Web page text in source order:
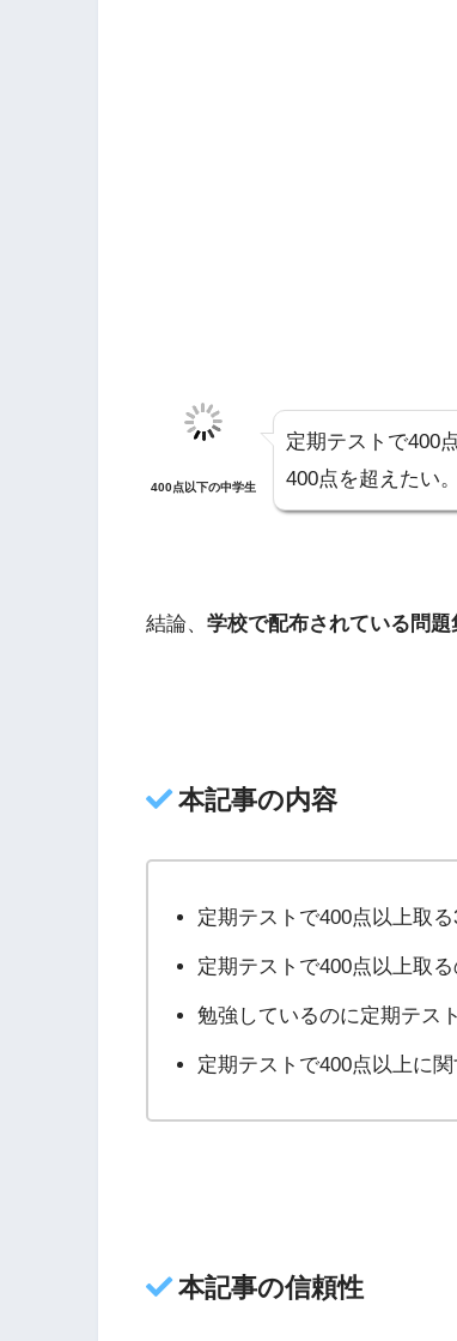
400点以下の中学生
定期テストで400
400点を超えたい。
結論、 学校で配布されている問題
本記事の内容
定期テストで400点以上取
定期テストで400点以上取
勉強しているのに定期テス
定期テストで400点以上に
本記事の信頼性